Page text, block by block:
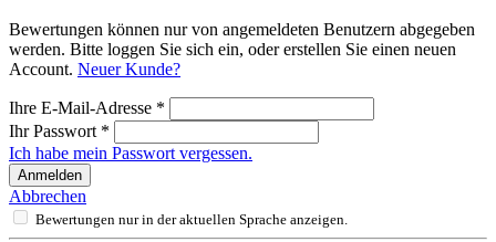
Bewertungen können nur von angemeldeten Benutzern abgegeben
werden. Bitte loggen Sie sich ein, oder erstellen Sie einen neuen
Account. Neuer Kunde?
Ihre E-Mail-Adresse *
Ihr Passwort *
Ich habe mein Passwort vergessen.
Anmelden
Abbrechen
Bewertungen nur in der aktuellen Sprache anzeigen.